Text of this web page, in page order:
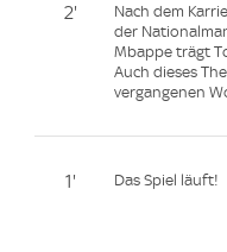
2'
Nach dem
der
Mbappe trägt
Auch dieses
vergangenen
1' Das Spiel läuft!